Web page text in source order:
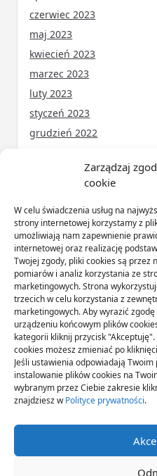
Zarządzaj
cookie
W celu świadczenia usług na
strony internetowej korzystamy z
umożliwiają nam zapewnienie
internetowej oraz realizację
Twojej zgody, pliki cookies są przez
pomiarów i analiz korzystania ze
marketingowych. Strona
trzecich w celu korzystania z
marketingowych. Aby wyrazić
urządzeniu końcowym plików
kategorii kliknij przycisk
cookies możesz zmieniać po
Jeśli ustawienia odpowiadają
instalowanie plików cookies na
wybranym przez Ciebie zakresie
znajdziesz wPolityce prywatności.
czerwiec 2023
maj 2023
kwiecień 2023
marzec 2023
luty 2023
styczeń 2023
grudzień 2022
ARTYKUŁ SPONSOROWANY
Budownictwo(56)
Dom(71)
Ogród(16)
Przemysł (89)